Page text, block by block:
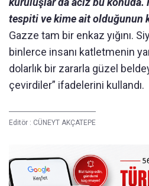
tespiti ve kime ait olduğunun
Gazze tam bir enkaz yığını.
binlerce insanı katletmenin
dolarlık bir zararla güzel
çevirdiler” ifadelerini kullandı.
Editör : CÜNEYT AKÇATEPE